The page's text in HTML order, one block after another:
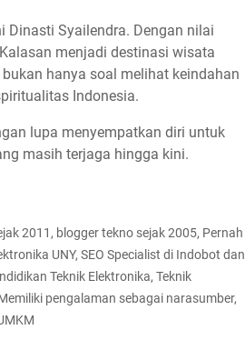
Dinasti Syailendra. Dengan nilai
menjadi destinasi wisata
hanya soal melihat keindahan
Indonesia.
lupa menyempatkan diri untuk
masih terjaga hingga kini.
2011, blogger tekno sejak 2005, Pernah
UNY, SEO Specialist di Indobot dan
Teknik Elektronika, Teknik
pengalaman sebagai narasumber,